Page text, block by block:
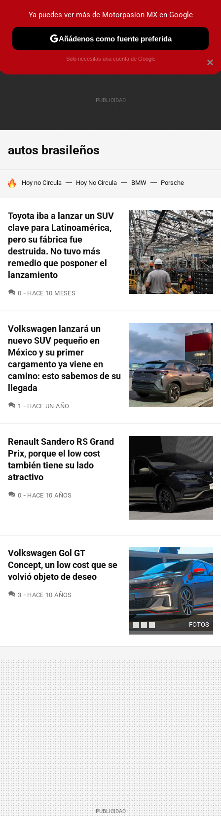
PRUEBAS INDUSTRIA HOY NO CIRCULA
autos brasileños
HOY SE HABLA DE
Hoy no Circula Hoy No Circula BMW Porsche
Toyota iba a lanzar un SUV
clave para Latinoamérica,
pero su fábrica fue
destruida. No tuvo más
remedio que posponer el
lanzamiento
0 COMENTARIOS
HACE 10 MESES
Volkswagen lanzará un
nuevo SUV pequeño en
México y su primer
cargamento ya viene en
camino: esto sabemos de su
llegada
1 COMENTARIOS
HACE UN AÑO
Renault Sandero RS Grand
Prix, porque el low cost
también tiene su lado
atractivo
0 COMENTARIOS
HACE 10 AÑOS
FOTOS
Volkswagen Gol GT
Concept, un low cost que se
volvió objeto de deseo
3 COMENTARIOS
HACE 10 AÑOS
×
Ya puedes ver más de Motorpasion MX en Google
Añádenos como fuente preferida
Solo necesitas una cuenta de Google